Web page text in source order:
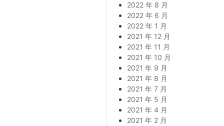
2022 年 8 月
2022 年 6 月
2022 年 1 月
2021 年 12 月
2021 年 11 月
2021 年 10 月
2021 年 9 月
2021 年 8 月
2021 年 7 月
2021 年 5 月
2021 年 4 月
2021 年 2 月